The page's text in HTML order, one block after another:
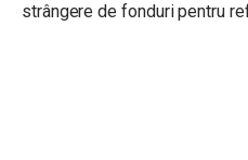
strângere de fonduri pentru